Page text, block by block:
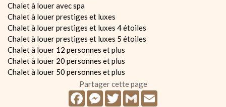
Chalet à louer avec spa
Chalet à louer prestiges et luxes
Chalet à louer prestiges et luxes 4 étoiles
Chalet à louer prestiges et luxes 5 étoiles
Chalet à louer 12 personnes et plus
Chalet à louer 20 personnes et plus
Chalet à louer 50 personnes et plus
Partager cette page
FacebookMessenger
TwitterGmail